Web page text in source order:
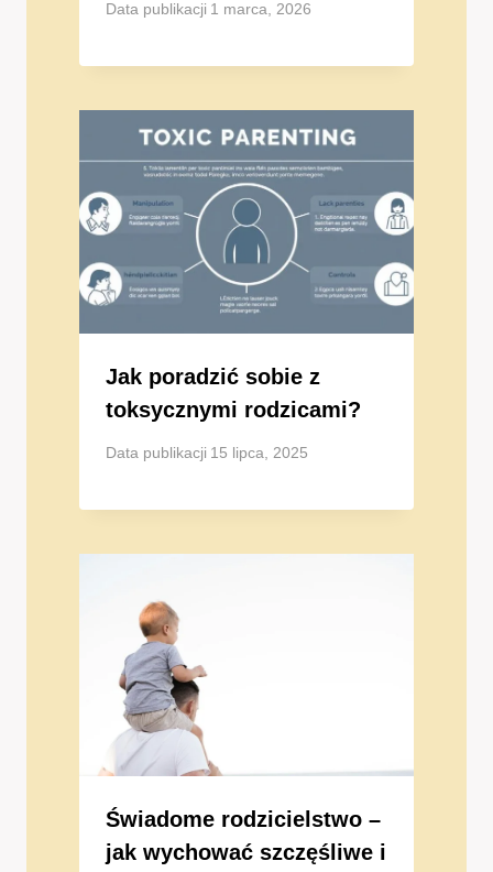
Data publikacji 1 marca, 2026
Jak poradzić sobie z
toksycznymi rodzicami?
Data publikacji 15 lipca, 2025
Świadome rodzicielstwo –
jak wychować szczęśliwe i